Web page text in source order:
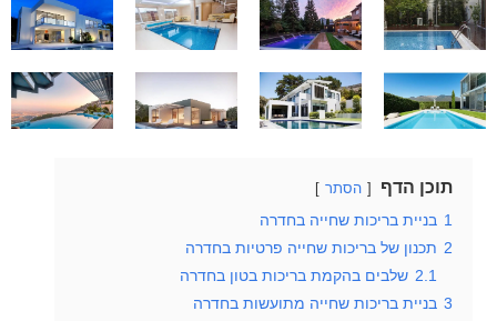
תוכן הדף הסתר
1 בניית בריכות שחייה בחדרה
2 תכנון של בריכות שחייה פרטיות בחדרה
2.1 שלבים בהקמת בריכות בטון בחדרה
3 בניית בריכות שחייה מתועשות בחדרה